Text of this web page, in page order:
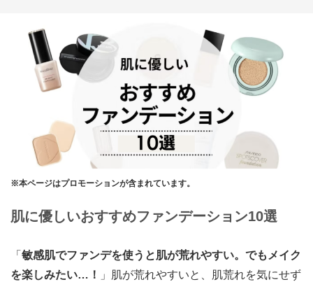
※本ページはプロモーションが含まれています。
肌に優しいおすすめファンデーション10選
「 敏感肌でファンデを使うと肌が荒れやすい。でもメイク
を楽しみたい…！
」肌が荒れやすいと、肌荒れを気にせず